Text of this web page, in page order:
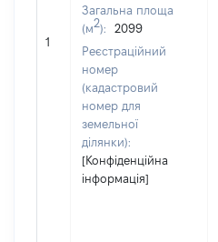
1
Загальна площа
(м2):
2099
Реєстраційний
номер
(кадастровий
номер для
земельної
ділянки):
[Конфіденційна
інформація]